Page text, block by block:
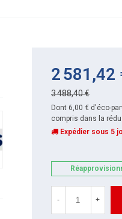
2 581,42
3 488,40 €
Dont 6,00 € d'éco-
compris dans la
Expédier sous 5
- +